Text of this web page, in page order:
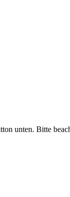
unten. Bitte